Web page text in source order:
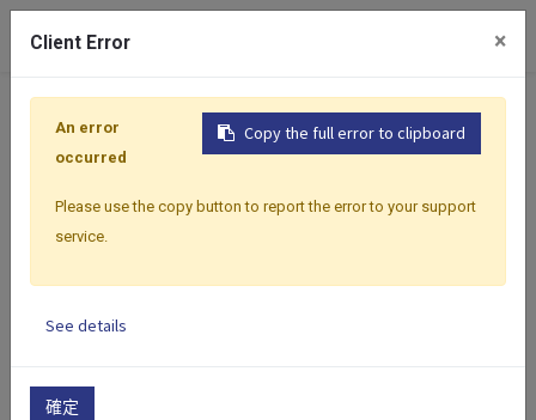
隱私權政策
為保障線上瀏覽者之隱私權，制訂了隱私權保護政策。
若您對本聲明之相關事項有任何疑問請與我們聯繫，我
本公司不會向任何人出售或出借您的個人識別資料，但
個人識別資料：
Client Error ×
Copy the full error to clipboard
An error
occurred
Please use the copy button to report the error to your support
service.
See details
確定